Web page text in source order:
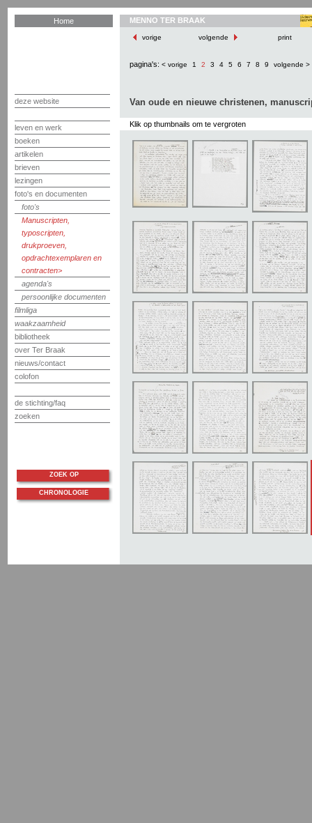
Home
deze website
leven en werk
boeken
artikelen
brieven
lezingen
foto's en documenten
foto's
Manuscripten,
typoscripten,
drukproeven,
opdrachtexemplaren en
contracten
agenda's
persoonlijke documenten
filmliga
waakzaamheid
bibliotheek
over Ter Braak
nieuws/contact
colofon
de stichting/faq
zoeken
MENNO TER BRAAK
vorige volgende print
pagina's: < vorige 1 2 3 4 5 6 7 8 9 volgende >
Van oude en nieuwe christenen,
Klik op thumbnails om te vergroten
ZOEK OP
CHRONOLOGIE